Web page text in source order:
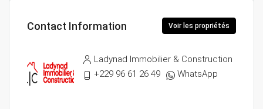
Contact Information Voir les propriétés
Ladynad Immobilier & Construction
+229 96 61 26 49
WhatsApp